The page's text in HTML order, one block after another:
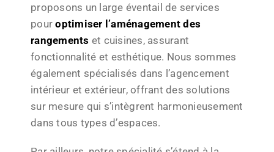
proposons un large éventail de services
pouroptimiser l’aménagement des
rangements et cuisines, assurant
fonctionnalité et esthétique. Nous sommes
également spécialisés dans l’agencement
intérieur et extérieur, offrant des solutions
sur mesure qui s’intègrent harmonieusement
dans tous types d’espaces.